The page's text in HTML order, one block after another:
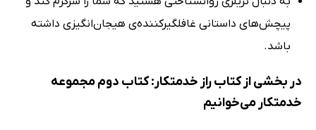
پیچش‌های داستانی غافلگیرکننده‌ی هیجان‌انگیزی داشته
باشد.
در بخشی از کتاب راز خدمتکار: کتاب دوم مجموعه
خدمتکار می‌خوانیم